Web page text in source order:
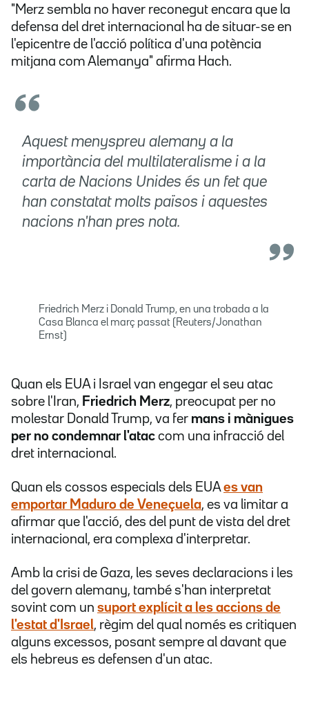
"Merz sembla no haver reconegut encara que la
defensa del dret internacional ha de situar-se en
l'epicentre de l'acció política d'una potència
mitjana com Alemanya" afirma Hach.
Aquest menyspreu alemany a la
importància del multilateralisme i a la
carta de Nacions Unides és un fet que
han constatat molts països i aquestes
nacions n'han pres nota.
Friedrich Merz i Donald Trump, en una trobada a la
Casa Blanca el març passat (Reuters/Jonathan
Ernst)
Quan els EUA i Israel van engegar el seu atac
sobre l'Iran, Friedrich Merz, preocupat per no
molestar Donald Trump, va fer mans i mànigues
per no condemnar l'atac com una infracció del
dret internacional.
Quan els cossos especials dels EUAes van
emportar Maduro de Veneçuela, es va limitar a
afirmar que l'acció, des del punt de vista del dret
internacional, era complexa d'interpretar.
Amb la crisi de Gaza, les seves declaracions i les
del govern alemany, també s'han interpretat
sovint com un suport explícit a les accions de
l'estat d'Israel, règim del qual només es critiquen
alguns excessos, posant sempre al davant que
els hebreus es defensen d'un atac.